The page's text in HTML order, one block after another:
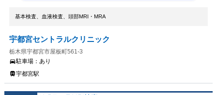
基本検査、血液検査、頭部MRI・MRA
宇都宮セントラルクリニック
栃木県宇都宮市屋板町561-3
駐車場： あり
宇都宮駅